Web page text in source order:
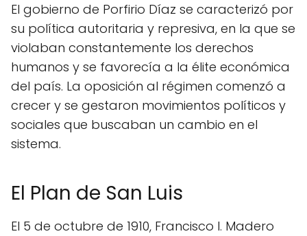
El gobierno de Porfirio Díaz se caracterizó por
su política autoritaria y represiva, en la que se
violaban constantemente los derechos
humanos y se favorecía a la élite económica
del país. La oposición al régimen comenzó a
crecer y se gestaron movimientos políticos y
sociales que buscaban un cambio en el
sistema.
El Plan de San Luis
El 5 de octubre de 1910, Francisco I. Madero